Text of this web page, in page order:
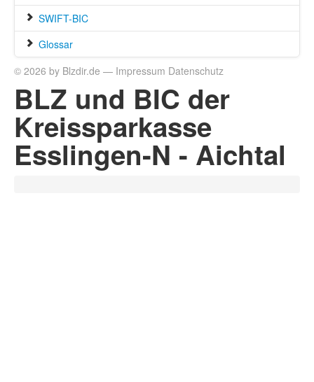
SWIFT-BIC
Glossar
© 2026 by Blzdir.de — Impressum Datenschutz
BLZ und BIC der
Kreissparkasse
Esslingen-N - Aichtal